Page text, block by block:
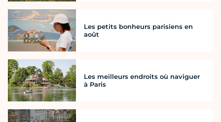
Les petits bonheurs parisiens en
août
Les meilleurs endroits où naviguer
à Paris